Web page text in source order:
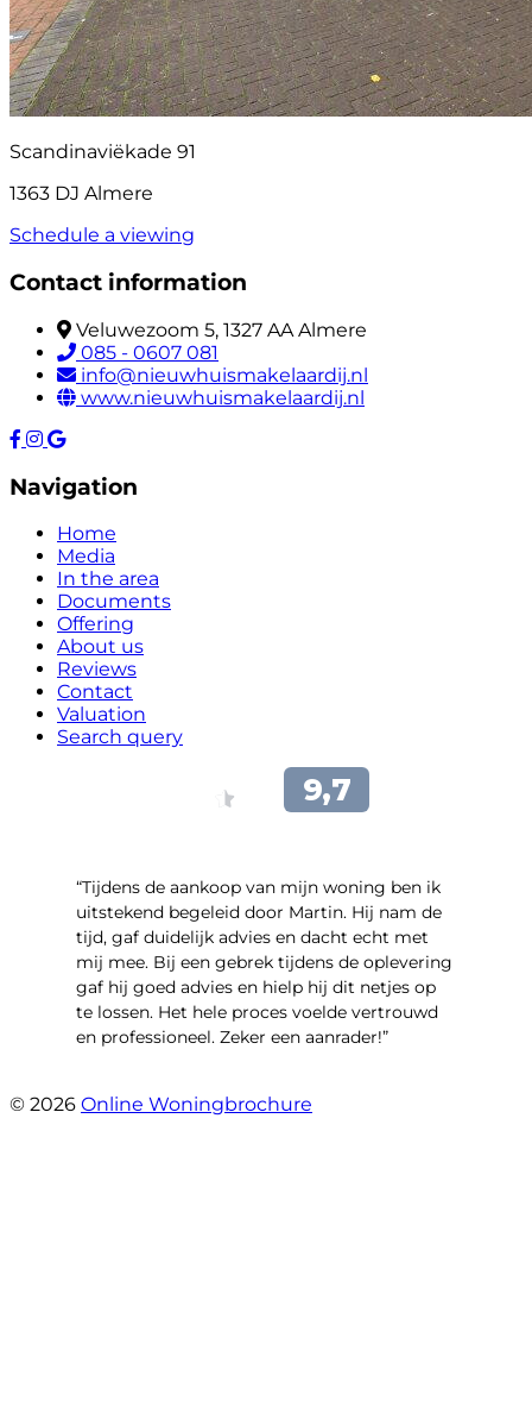
Scandinaviëkade 91
1363 DJ Almere
Schedule a viewing
Contact information
Veluwezoom 5, 1327 AA Almere
085 - 0607 081
info@nieuwhuismakelaardij.nl
www.nieuwhuismakelaardij.nl
Navigation
Home
Media
In the area
Documents
Offering
About us
Reviews
Contact
Valuation
Search query
“Tijdens de aankoop van mijn woning ben ik
uitstekend begeleid door Martin. Hij nam de
tijd, gaf duidelijk advies en dacht echt met
mij mee. Bij een gebrek tijdens de oplevering
gaf hij goed advies en hielp hij dit netjes op
te lossen. Het hele proces voelde vertrouwd
en professioneel. Zeker een aanrader!”
© 2026 Online Woningbrochure